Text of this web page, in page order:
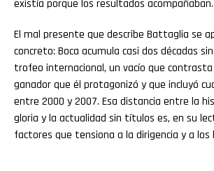
existía porque los resultados acompañaban.
El mal presente que describe Battaglia se
concreto: Boca acumula casi dos décadas
trofeo internacional, un vacío que contrasta
ganador que él protagonizó y que incluyó
entre 2000 y 2007. Esa distancia entre la
gloria y la actualidad sin títulos es, en su
factores que tensiona a la dirigencia y a los